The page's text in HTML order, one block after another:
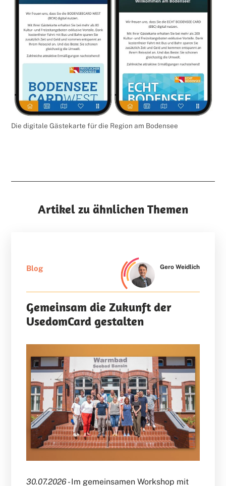
Die digitale Gästekarte für die Region am Bodensee
Artikel zu ähnlichen Themen
Blog Gero Weidlich
Gemeinsam die Zukunft der
UsedomCard gestalten
30.07.2026 -Im gemeinsamen Workshop mit